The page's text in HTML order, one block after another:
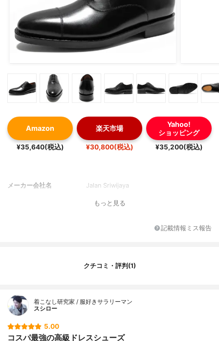
Amazon
¥35,640(税込)
楽天市場
¥30,800(税込)
Yahoo!
ショッピング
¥35,200(税込)
メーカー会社名 Jalan Sriwijaya
もっと見る
記載情報ミス報告
クチコミ・評判(1)
着こなし研究家 / 服好きサラリーマン
スシロー
5.00
コスパ最強の高級ドレスシューズ